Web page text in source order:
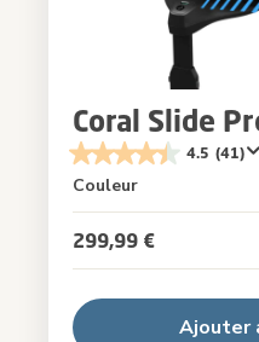
Coral Slide
4.5 (41)
Couleur
299,99 €
Ajouter